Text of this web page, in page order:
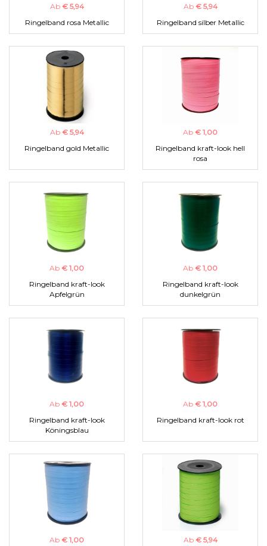
Ab € 5,94
Ringelband rosa Metallic
Ab € 5,94
Ringelband silber Metallic
Ab € 5,94
Ringelband gold Metallic
Ab € 1,00
Ringelband kraft-look hell
rosa
Ab € 1,00
Ringelband kraft-look
Apfelgrün
Ab € 1,00
Ringelband kraft-look
dunkelgrün
Ab € 1,00
Ringelband kraft-look
Köningsblau
Ab € 1,00
Ringelband kraft-look rot
Ab € 1,00 Ab € 5,94